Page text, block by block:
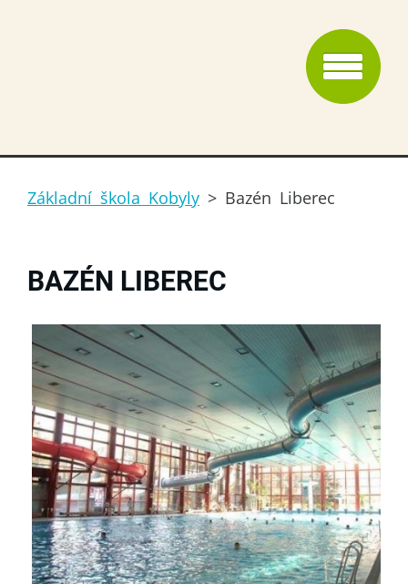
Základní škola Kobyly > Bazén Liberec
BAZÉN LIBEREC